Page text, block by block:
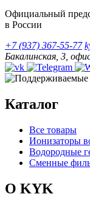
Официальный
в России
+7 (937) 367-55-77
Бакалинская, 3,
Каталог
Все товары
Ионизаторы
Водородные
Сменные
О KYK